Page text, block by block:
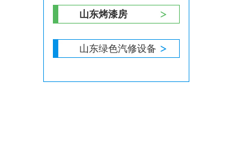
山东烤漆房
山东绿色汽修设备